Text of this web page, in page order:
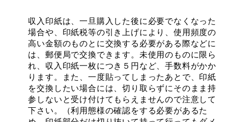
収入印紙は、一旦購入した後に必要でなくなった
場合や、印紙税等の引き上げにより、使用頻度の
高い金額のものとに交換する必要がある際などに
は、郵便局で交換できます。未使用のものに限ら
れ、収入印紙一枚につき５円など、手数料がかか
ります。また、一度貼ってしまったあとで、印紙
を交換したい場合には、切り取らずにそのまま持
参しないと受け付けてもらえませんので注意して
下さい。（利用態様の確認をする必要があるた